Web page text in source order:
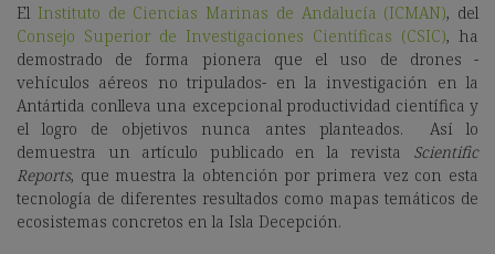
El Instituto de Ciencias Marinas de Andalucía (ICMAN), del
Consejo Superior de Investigaciones Científicas (CSIC), ha
demostrado de forma pionera que el uso de drones -
vehículos aéreos no tripulados- en la investigación en la
Antártida conlleva una excepcional productividad científica y
el logro de objetivos nunca antes planteados. Así lo
demuestra un artículo publicado en la revista Scientific
Reports, que muestra la obtención por primera vez con esta
tecnología de diferentes resultados como mapas temáticos de
ecosistemas concretos en la Isla Decepción.